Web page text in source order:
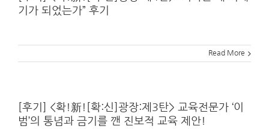
기가 되었는가” 후기
Read More
[후기] <확!新![확:신]광장:제3탄> 교육전문가 ‘이
범’의 통념과 금기를 깬 진보적 교육 제안!